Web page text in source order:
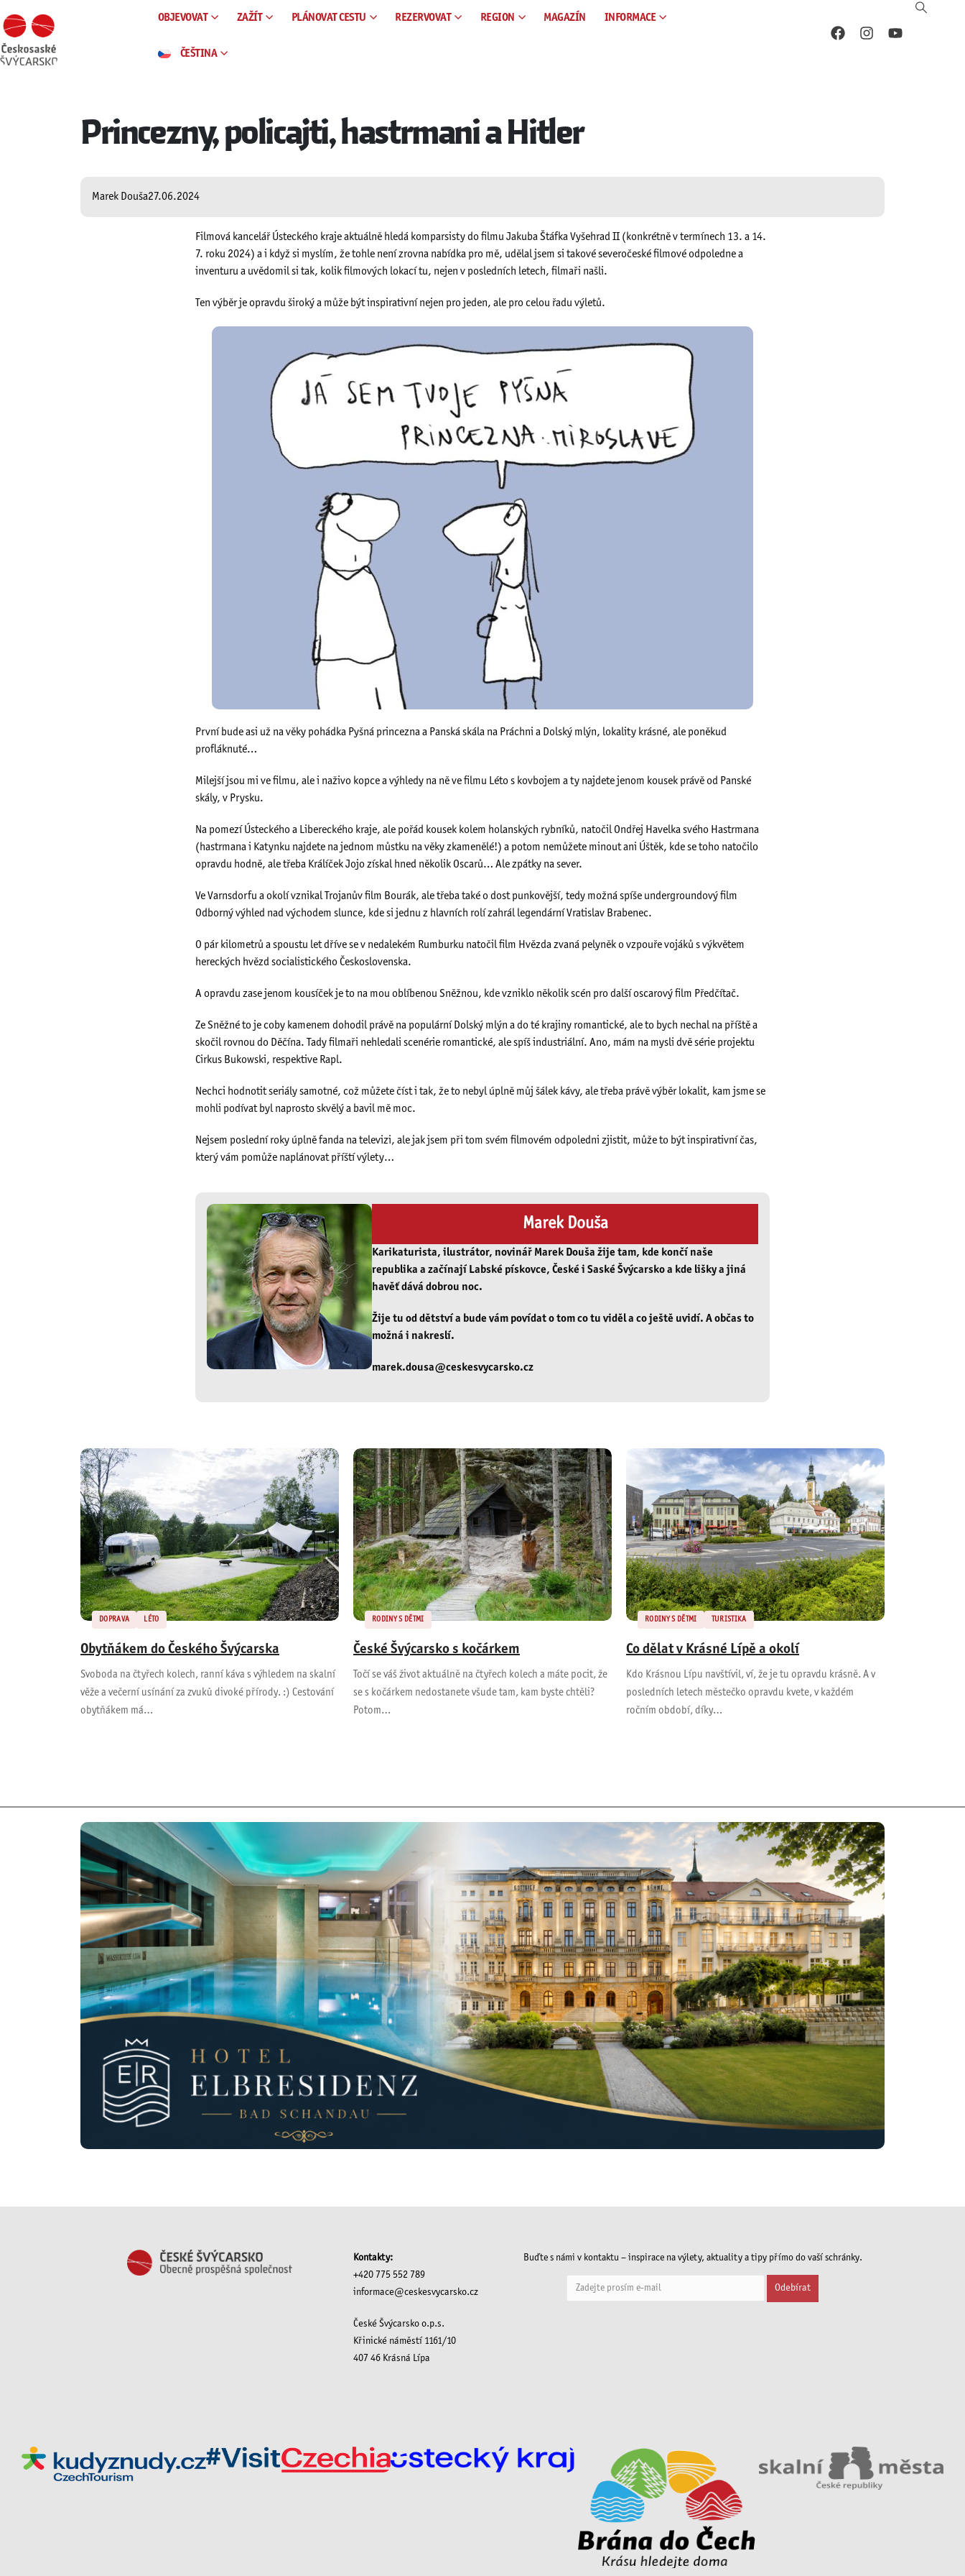
OBJEVOVAT ZAŽÍT PLÁNOVAT CESTU REZERVOVAT REGION MAGAZÍN INFORMACE
ČEŠTINA
Princezny, policajti, hastrmani a Hitler
Marek Douša27.06.2024
Filmová kancelář Ústeckého kraje aktuálně hledá komparsisty do filmu Jakuba Štáfka Vyšehrad II (konkrétně v termínech 13. a 14.
7. roku 2024) a i když si myslím, že tohle není zrovna nabídka pro mě, udělal jsem si takové severočeské filmové odpoledne a
inventuru a uvědomil si tak, kolik filmových lokací tu, nejen v posledních letech, filmaři našli.
Ten výběr je opravdu široký a může být inspirativní nejen pro jeden, ale pro celou řadu výletů.
První bude asi už na věky pohádka Pyšná princezna a Panská skála na Práchni a Dolský mlýn, lokality krásné, ale poněkud
profláknuté…
Milejší jsou mi ve filmu, ale i naživo kopce a výhledy na ně ve filmu Léto s kovbojem a ty najdete jenom kousek právě od Panské
skály, v Prysku.
Na pomezí Ústeckého a Libereckého kraje, ale pořád kousek kolem holanských rybníků, natočil Ondřej Havelka svého Hastrmana
(hastrmana i Katynku najdete na jednom můstku na věky zkamenělé!) a potom nemůžete minout ani Úštěk, kde se toho natočilo
opravdu hodně, ale třeba Králíček Jojo získal hned několik Oscarů… Ale zpátky na sever.
Ve Varnsdorfu a okolí vznikal Trojanův film Bourák, ale třeba také o dost punkovější, tedy možná spíše undergroundový film
Odborný výhled nad východem slunce, kde si jednu z hlavních rolí zahrál legendární Vratislav Brabenec.
O pár kilometrů a spoustu let dříve se v nedalekém Rumburku natočil film Hvězda zvaná pelyněk o vzpouře vojáků s výkvětem
hereckých hvězd socialistického Československa.
A opravdu zase jenom kousíček je to na mou oblíbenou Sněžnou, kde vzniklo několik scén pro další oscarový film Předčítač.
Ze Sněžné to je coby kamenem dohodil právě na populární Dolský mlýn a do té krajiny romantické, ale to bych nechal na příště a
skočil rovnou do Děčína. Tady filmaři nehledali scenérie romantické, ale spíš industriální. Ano, mám na mysli dvě série projektu
Cirkus Bukowski, respektive Rapl.
Nechci hodnotit seriály samotné, což můžete číst i tak, že to nebyl úplně můj šálek kávy, ale třeba právě výběr lokalit, kam jsme se
mohli podívat byl naprosto skvělý a bavil mě moc.
Nejsem poslední roky úplně fanda na televizi, ale jak jsem při tom svém filmovém odpoledni zjistit, může to být inspirativní čas,
který vám pomůže naplánovat příští výlety…
Marek Douša
Karikaturista, ilustrátor, novinář Marek Douša žije tam, kde končí naše
republika a začínají Labské pískovce, České i Saské Švýcarsko a kde lišky a jiná
havěť dává dobrou noc.
Žije tu od dětství a bude vám povídat o tom co tu viděl a co ještě uvidí. A občas to
možná i nakreslí.
marek.dousa@ceskesvycarsko.cz
DOPRAVA LÉTO
Obytňákem do Českého Švýcarska
Svoboda na čtyřech kolech, ranní káva s výhledem na skalní
věže a večerní usínání za zvuků divoké přírody. :) Cestování
obytňákem má…
RODINY S DĚTMI
České Švýcarsko s kočárkem
Točí se váš život aktuálně na čtyřech kolech a máte pocit, že
se s kočárkem nedostanete všude tam, kam byste chtěli?
Potom…
RODINY S DĚTMI TURISTIKA
Co dělat v Krásné Lípě a okolí
Kdo Krásnou Lípu navštívil, ví, že je tu opravdu krásně. A v
posledních letech městečko opravdu kvete, v každém
ročním období, díky…
Kontakty:
+420 775 552 789
informace@ceskesvycarsko.cz
České Švýcarsko o.p.s.
Křinické náměstí 1161/10
407 46 Krásná Lípa
Buďte s námi v kontaktu – inspirace na výlety, aktuality a tipy přímo do vaší schránky.
Odebírat